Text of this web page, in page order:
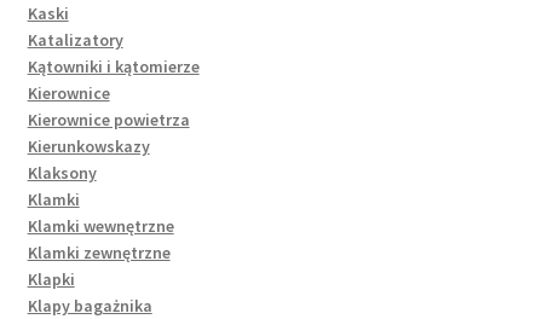
Kaski
Katalizatory
Kątowniki i kątomierze
Kierownice
Kierownice powietrza
Kierunkowskazy
Klaksony
Klamki
Klamki wewnętrzne
Klamki zewnętrzne
Klapki
Klapy bagażnika